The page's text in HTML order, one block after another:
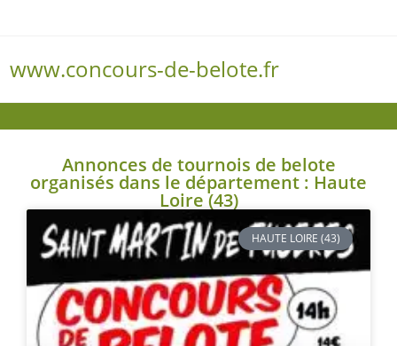
www.concours-de-belote.fr
Annonces de tournois de belote
organisés dans le département : Haute
Loire (43)
HAUTE LOIRE (43)